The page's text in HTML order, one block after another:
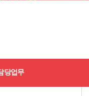
당업무